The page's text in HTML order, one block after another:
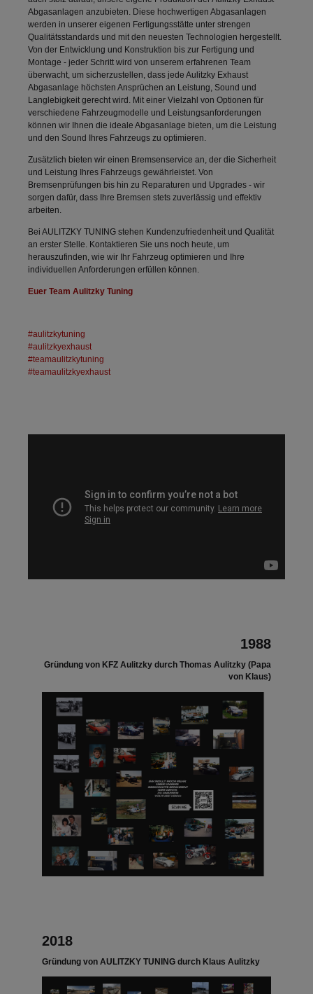
Abgasanlagen anzubieten. Diese hochwertigen Abgasanlagen
werden in unserer eigenen Fertigungsstätte unter strengen
Qualitätsstandards und mit den neuesten Technologien hergestellt.
Von der Entwicklung und Konstruktion bis zur Fertigung und
Montage - jeder Schritt wird von unserem erfahrenen Team
überwacht, um sicherzustellen, dass jede Aulitzky Exhaust
Abgasanlage höchsten Ansprüchen an Leistung, Sound und
Langlebigkeit gerecht wird. Mit einer Vielzahl von Optionen für
verschiedene Fahrzeugmodelle und Leistungsanforderungen
können wir Ihnen die ideale Abgasanlage bieten, um die Leistung
und den Sound Ihres Fahrzeugs zu optimieren.
Zusätzlich bieten wir einen Bremsenservice an, der die Sicherheit
und Leistung Ihres Fahrzeugs gewährleistet. Von
Bremsenprüfungen bis hin zu Reparaturen und Upgrades - wir
sorgen dafür, dass Ihre Bremsen stets zuverlässig und effektiv
arbeiten.
Bei AULITZKY TUNING stehen Kundenzufriedenheit und Qualität
an erster Stelle. Kontaktieren Sie uns noch heute, um
herauszufinden, wie wir Ihr Fahrzeug optimieren und Ihre
individuellen Anforderungen erfüllen können.
Euer Team Aulitzky Tuning
#aulitzkytuning
#aulitzkyexhaust
#teamaulitzkytuning
#teamaulitzkyexhaust
1988
Gründung von KFZ Aulitzky durch Thomas Aulitzky (Papa
von Klaus)
2018
Gründung von AULITZKY TUNING durch Klaus Aulitzky